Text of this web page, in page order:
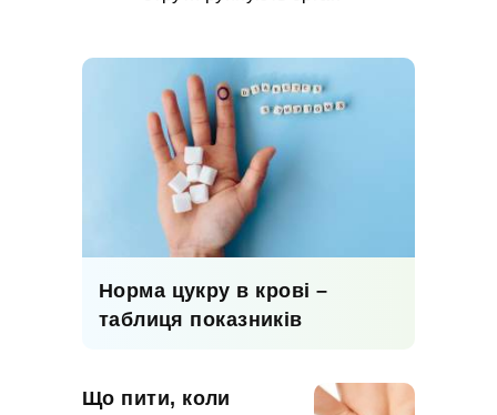
Норма цукру в крові –
таблиця показників
Що пити, коли